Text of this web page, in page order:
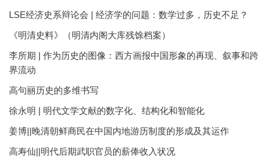
LSE经济史系辩论会 | 经济学的问题：数学过多，历史不足？
《明清史料》（明清内阁大库残馀档案）
李所期 | 作为历史的图像：西方画报中国形象的再现、叙事和跨
界流动
高句丽历史的多维书写
徐永明 | 明代文学文献的数字化、结构化和智能化
姜博||晚清朝鲜商民在中国内地游历制度的形成及其运作
高寿仙||明代后期武职官员的薪俸收入状况